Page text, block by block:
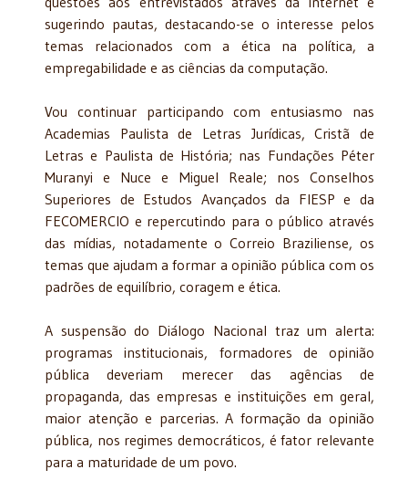
sugerindo pautas, destacando-se o interesse pelos
temas relacionados com a ética na política, a
empregabilidade e as ciências da computação.
Vou continuar participando com entusiasmo nas
Academias Paulista de Letras Jurídicas, Cristã de
Letras e Paulista de História; nas Fundações Péter
Muranyi e Nuce e Miguel Reale; nos Conselhos
Superiores de Estudos Avançados da FIESP e da
FECOMERCIO e repercutindo para o público através
das mídias, notadamente o Correio Braziliense, os
temas que ajudam a formar a opinião pública com os
padrões de equilíbrio, coragem e ética.
A suspensão do Diálogo Nacional traz um alerta:
programas institucionais, formadores de opinião
pública deveriam merecer das agências de
propaganda, das empresas e instituições em geral,
maior atenção e parcerias. A formação da opinião
pública, nos regimes democráticos, é fator relevante
para a maturidade de um povo.